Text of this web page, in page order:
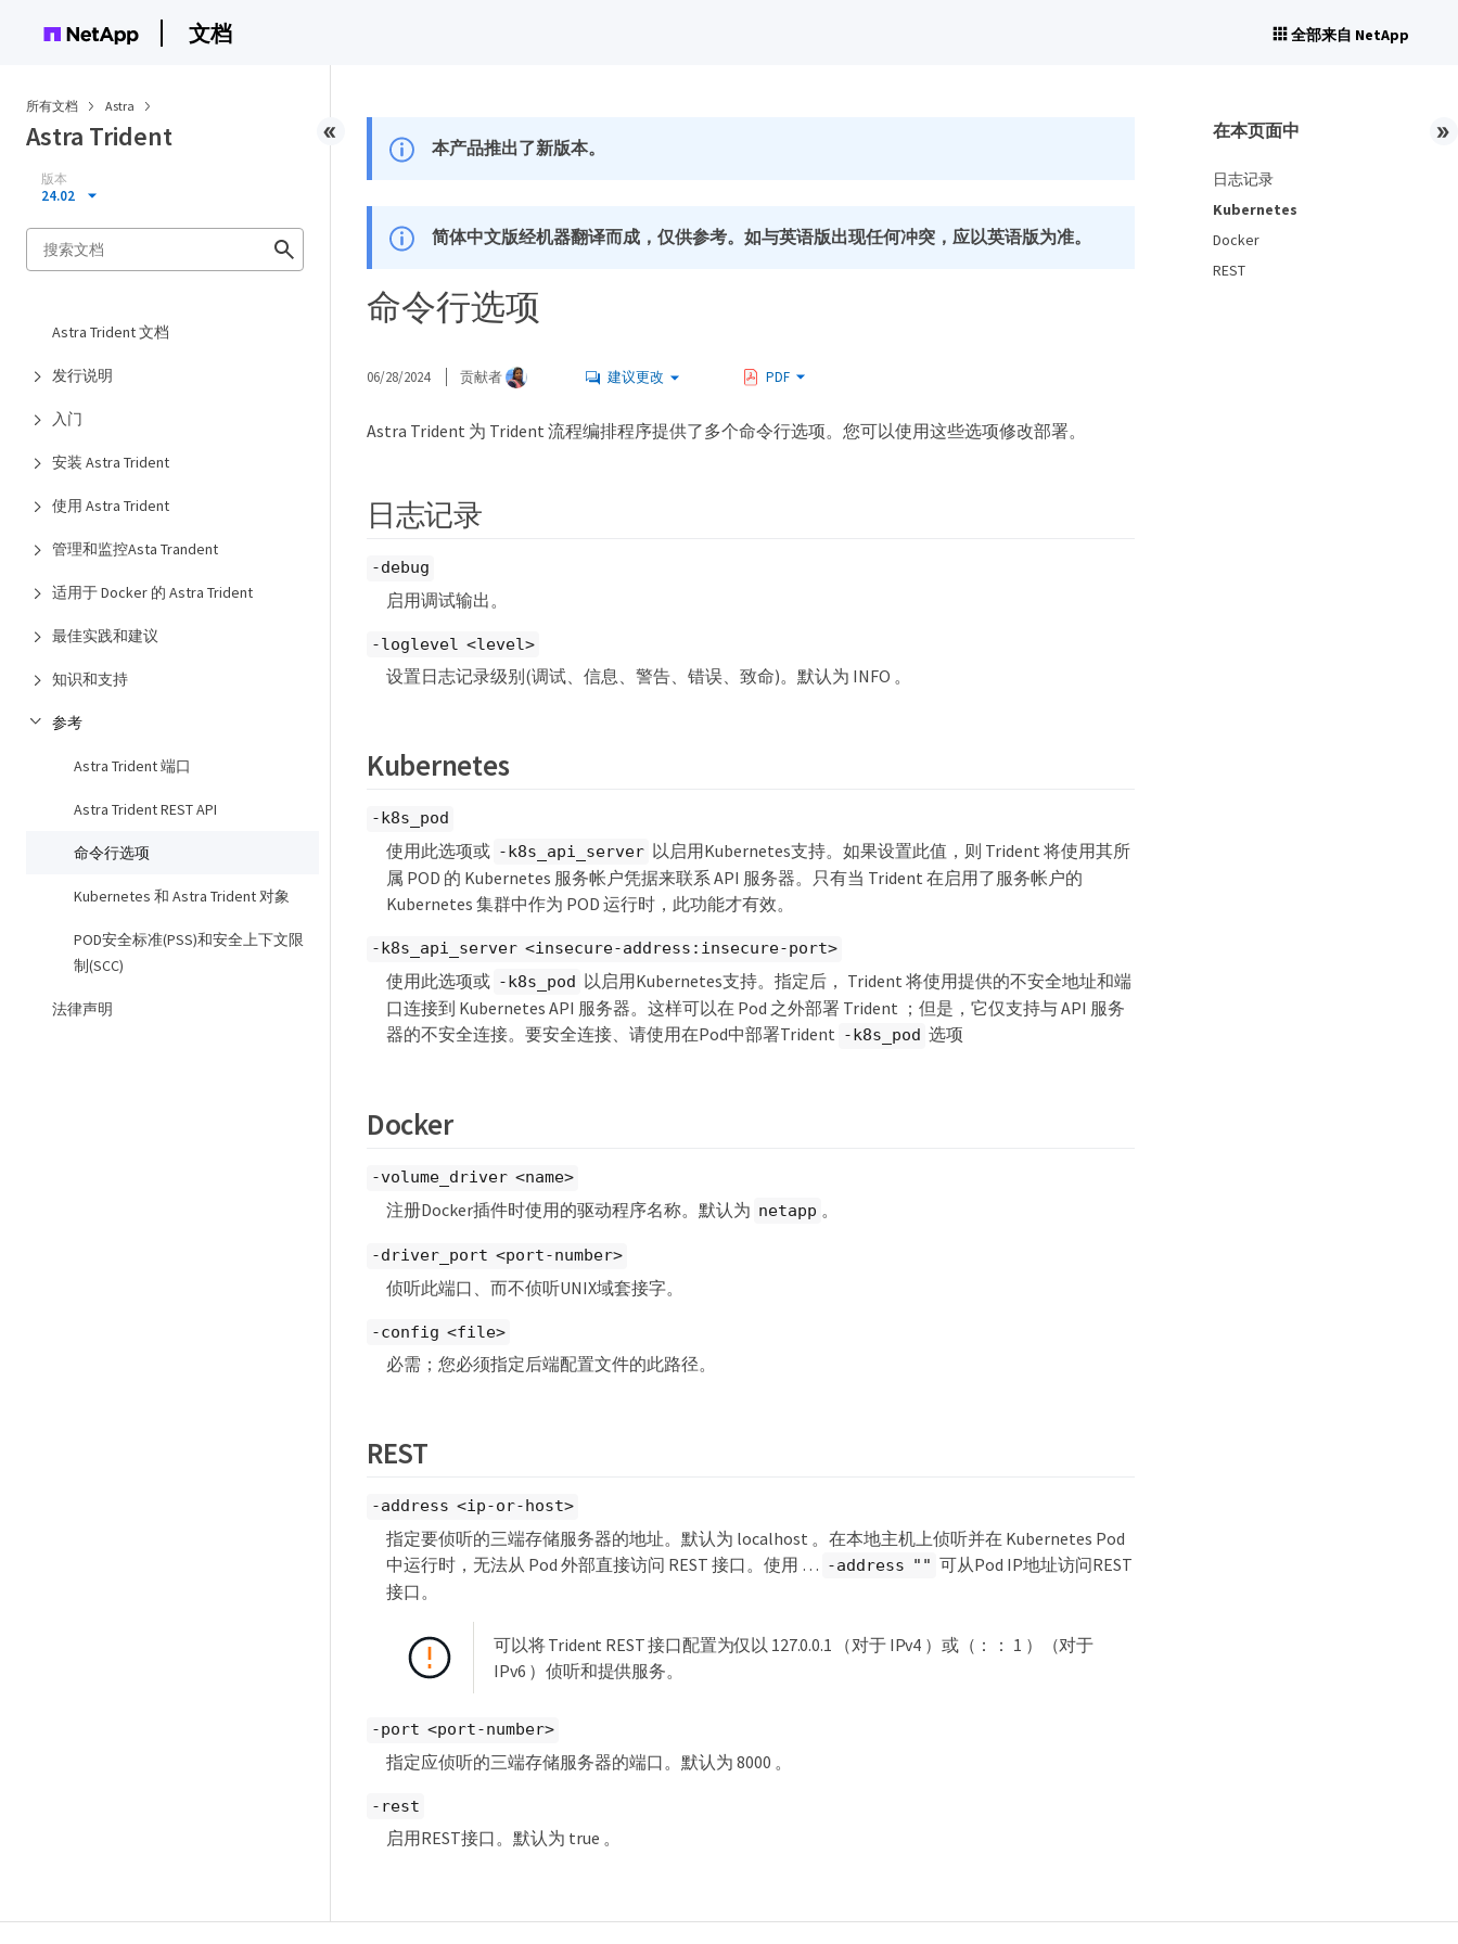
文档 全部来自 NetApp
所有文档 Astra
Astra Trident
版本
24.02
Astra Trident 文档
发行说明
入门
安装 Astra Trident
使用 Astra Trident
管理和监控Asta Trandent
适用于 Docker 的 Astra Trident
最佳实践和建议
知识和支持
参考
Astra Trident 端口
Astra Trident REST API
命令行选项
Kubernetes 和 Astra Trident 对象
POD安全标准(PSS)和安全上下文限
制(SCC)
法律声明
本产品推出了新版本。
简体中文版经机器翻译而成，仅供参考。如与英语版出现任何冲突，应以英语版为准。
命令行选项
06/28/2024 贡献者 建议更改 PDF
Astra Trident 为 Trident 流程编排程序提供了多个命令行选项。您可以使用这些选项修改部署。
日志记录
-debug
启用调试输出。
-loglevel <level>
设置日志记录级别(调试、信息、警告、错误、致命)。默认为 INFO 。
Kubernetes
-k8s_pod
使用此选项或 -k8s_api_server 以启用Kubernetes支持。如果设置此值，则 Trident 将使用其所
属 POD 的 Kubernetes 服务帐户凭据来联系 API 服务器。只有当 Trident 在启用了服务帐户的
Kubernetes 集群中作为 POD 运行时，此功能才有效。
-k8s_api_server <insecure-address:insecure-port>
使用此选项或 -k8s_pod 以启用Kubernetes支持。指定后， Trident 将使用提供的不安全地址和端
口连接到 Kubernetes API 服务器。这样可以在 Pod 之外部署 Trident ；但是，它仅支持与 API 服务
器的不安全连接。要安全连接、请使用在Pod中部署Trident -k8s_pod 选项
Docker
-volume_driver <name>
注册Docker插件时使用的驱动程序名称。默认为 netapp 。
-driver_port <port-number>
侦听此端口、而不侦听UNIX域套接字。
-config <file>
必需；您必须指定后端配置文件的此路径。
REST
-address <ip-or-host>
指定要侦听的三端存储服务器的地址。默认为 localhost 。在本地主机上侦听并在 Kubernetes Pod
中运行时，无法从 Pod 外部直接访问 REST 接口。使用 …​ -address "" 可从Pod IP地址访问REST
接口。
可以将 Trident REST 接口配置为仅以 127.0.0.1 （对于 IPv4 ）或（：： 1 ）（对于
IPv6 ）侦听和提供服务。
-port <port-number>
指定应侦听的三端存储服务器的端口。默认为 8000 。
-rest
启用REST接口。默认为 true 。
在本页面中
日志记录
Kubernetes
Docker
REST